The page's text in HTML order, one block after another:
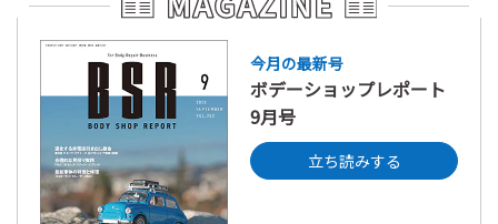
今月の最新号
ボデーショップレポート
9月号
立ち読みする